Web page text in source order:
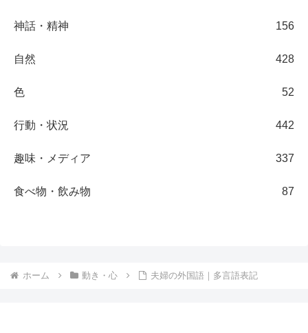
神話・精神 156
自然 428
色 52
行動・状況 442
趣味・メディア 337
食べ物・飲み物 87
ホーム 動き・心 夫婦の外国語｜多言語表記